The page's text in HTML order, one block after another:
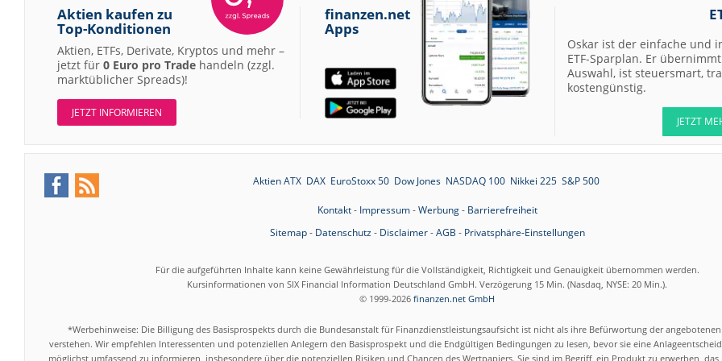
07.08.26
Merck Market-
Perform
07.08.26
Allianz Sector
Perform
RATIONAL Buy
07.08.26
07.08.26
Münchener
Aktien kaufen zu
Top-Konditionen
Aktien, ETFs, Derivate, Kryptos und mehr –
jetzt für 0 Euro pro Trade handeln (zzgl.
marktüblicher Spreads)!
JETZT INFORMIEREN
finanzen.net
Apps
Oskar ist der einfache und
ETF-Sparplan. Er übernimmt
Auswahl, ist steuersmart,
kostengünstig.
JETZT
Aktien ATX DAX EuroStoxx 50 Dow Jones NASDAQ 100 Nikkei 225 S&P 500
Kontakt- Impressum-Werbung- Barrierefreiheit
Sitemap- Datenschutz- Disclaimer-AGB - Privatsphäre-Einstellungen
Für die aufgeführten Inhalte kann keine Gewährleistung für die Vollständigkeit, Richtigkeit und Genauigkeit übernommen werden.
Kursinformationen von SIX Financial Information Deutschland GmbH. Verzögerung 15 Min. (Nasdaq, NYSE: 20 Min.).
© 1999-2026 finanzen.net GmbH
*Werbehinweise: Die Billigung des Basisprospekts durch die Bundesanstalt für Finanzdienstleistungsaufsicht ist nicht als ihre Befürwortung der
verstehen. Wir empfehlen Interessenten und potenziellen Anlegern den Basisprospekt und die Endgültigen Bedingungen zu lesen, bevor sie eine
möglichst umfassend zu informieren, insbesondere über die potenziellen Risiken und Chancen des Wertpapiers. Sie sind im Begriff, ein Produkt zu erwerben,